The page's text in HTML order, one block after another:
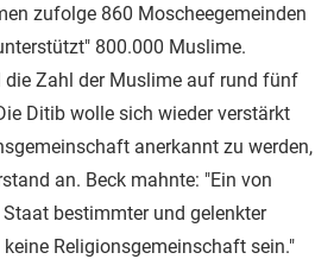
zufolge 860 Moscheegemeinden
800.000 Muslime.
Zahl der Muslime auf rund fünf
Ditib wolle sich wieder verstärkt
anerkannt zu werden,
an. Beck mahnte: "Ein von
bestimmter und gelenkter
Religionsgemeinschaft sein."